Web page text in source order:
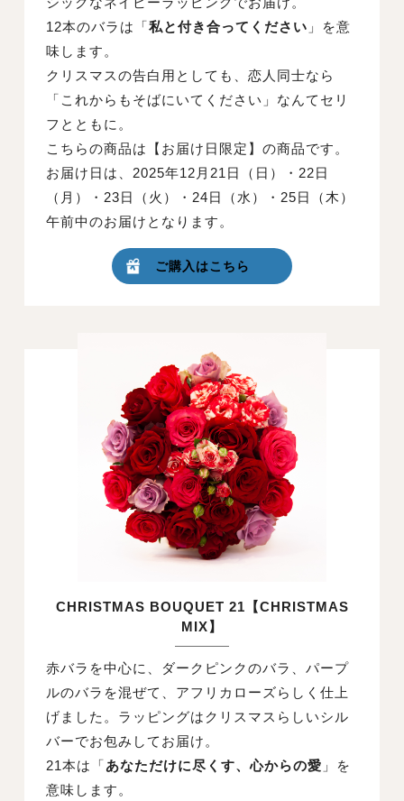
12本のバラは「私と付き合ってください 」を意
味します。
クリスマスの告白用としても、恋人同士なら
「これからもそばにいてください」なんてセリ
フとともに。
こちらの商品は【お届け日限定】の商品です。
お届け日は、2025年12月21日（日）・22日
（月）・23日（火）・24日（水）・25日（木）
午前中のお届けとなります。
ご購入はこちら
CHRISTMAS BOUQUET 21【CHRISTMAS
MIX】
赤バラを中心に、ダークピンクのバラ、パープ
ルのバラを混ぜて、アフリカローズらしく仕上
げました。ラッピングはクリスマスらしいシル
バーでお包みしてお届け。
21本は「あなただけに尽くす、心からの愛 」を
意味します。